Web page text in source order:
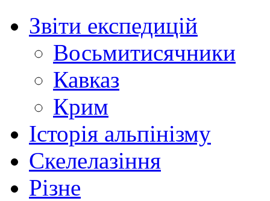
Звіти експедицій
Восьмитисячники
Кавказ
Крим
Історія альпінізму
Скелелазіння
Різне